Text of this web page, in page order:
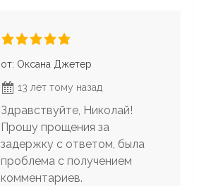
от: Оксана Джетер
13 лет тому назад
Здравствуйте, Николай!
Прошу прощения за
задержку с ответом, была
проблема с получением
комментариев.